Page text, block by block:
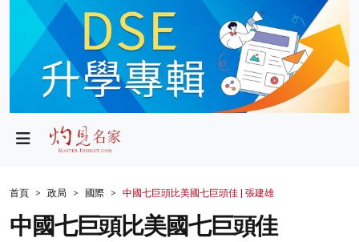
政局
財經
生活
首頁 政局 國際 中國七巨頭比美國七巨頭佳 | 張建雄
中國七巨頭比美國七巨頭佳